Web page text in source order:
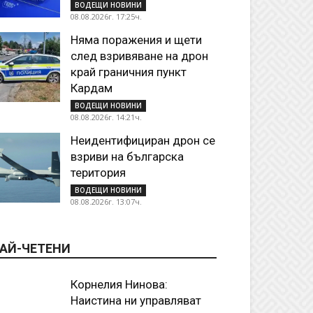
ВОДЕЩИ НОВИНИ
08.08.2026г. 17:25ч.
Няма поражения и щети
след взривяване на дрон
край граничния пункт
Кардам
ВОДЕЩИ НОВИНИ
08.08.2026г. 14:21ч.
Неидентифициран дрон се
взриви на българска
територия
ВОДЕЩИ НОВИНИ
08.08.2026г. 13:07ч.
ЧЕТЕНИ
Корнелия Нинова:
Наистина ни управляват